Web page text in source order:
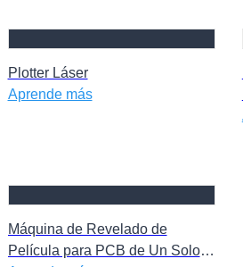
Plotter Láser
Aprende más
Máquina de Revelado de
Película para PCB de Un Solo